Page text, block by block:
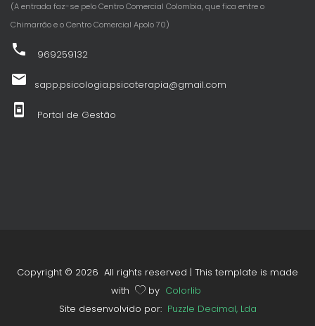
(A entrada faz-se pelo Centro Comercial Colombia, que fica entre o
Chimarrão e o Centro Comercial Apolo 70)
phone 969259132
email sapp.psicologia.psicoterapia@gmail.com
screen_lock_portrait Portal de Gestão
Copyright © 2026 All rights reserved | This template is made
with
by Colorlib
Site desenvolvido por: Puzzle Decimal, Lda